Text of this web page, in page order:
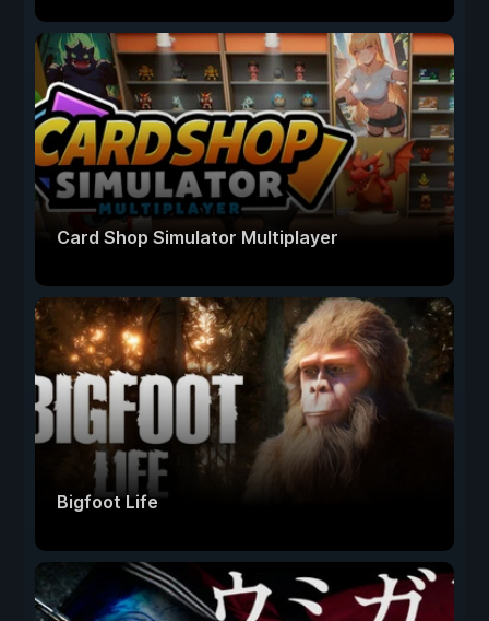
Card Shop Simulator Multiplayer
Bigfoot Life